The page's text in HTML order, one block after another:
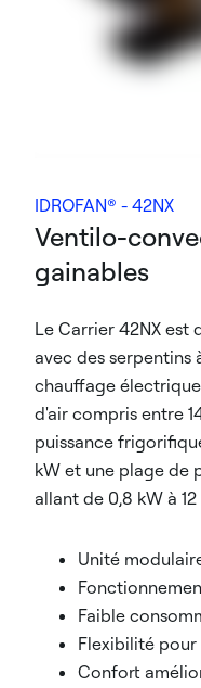
IDROFAN® - 42NX
Ventilo-
gainables
Le Carrier 42NX est
avec des serpentins
chauffage
d'air compris entre
puissance
kW et une plage de
allant de 0,8 kW à 12
Unité
Faible
Flexibilité
Confort